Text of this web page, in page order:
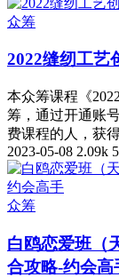
众筹
2022缝纫工艺
本众筹课程《
筹，通过开通账
费课程的人，获
2023-05-08 2.09k
众筹
白鸥恋爱班（
合攻略-约会高